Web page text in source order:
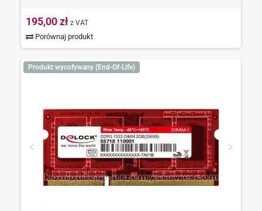
195,00 zł z VAT
Porównaj produkt
Produkt wycofywany (End-Of-Life)